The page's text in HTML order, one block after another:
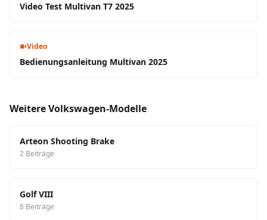
Video Test Multivan T7 2025
Video
Bedienungsanleitung Multivan 2025
Weitere Volkswagen-Modelle
Arteon Shooting Brake
2 Beiträge
Golf VIII
8 Beiträge